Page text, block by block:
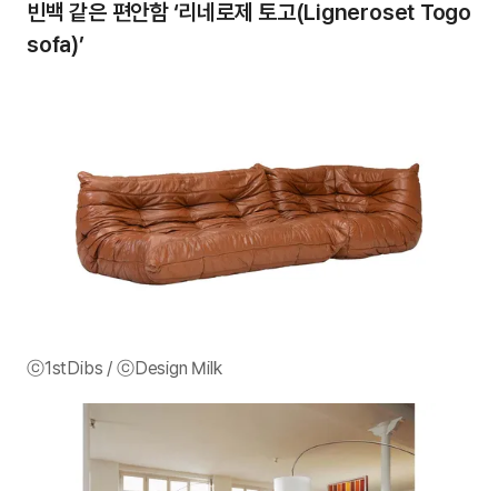
빈백 같은 편안함 ‘리네로제 토고(Ligneroset Togo
sofa)’
ⓒ1stDibs / ⓒDesign Milk